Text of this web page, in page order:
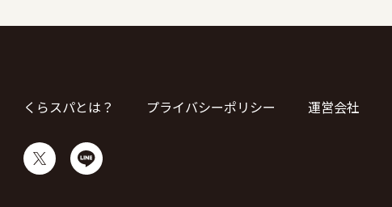
くらスパとは？ プライバシーポリシー 運営会社